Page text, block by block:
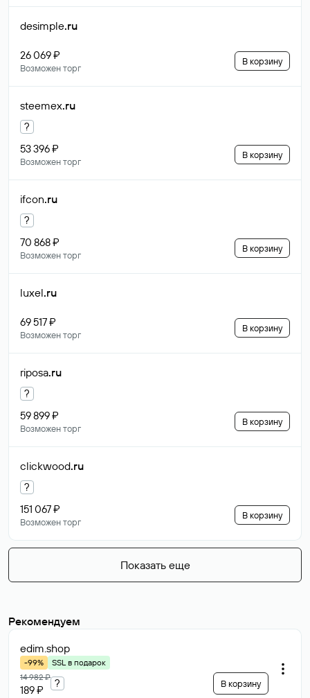
desimple.ru
26 069 ₽
Возможен торг
В корзину
steemex.ru
?
53 396 ₽
Возможен торг
В корзину
ifcon.ru
?
70 868 ₽
Возможен торг
В корзину
luxel.ru
69 517 ₽
Возможен торг
В корзину
riposa.ru
?
59 899 ₽
Возможен торг
В корзину
clickwood.ru
?
151 067 ₽
Возможен торг
В корзину
Показать еще
Рекомендуем
edim.shop
-99%
SSL в подарок
14 982 ₽
189 ₽
? В корзину